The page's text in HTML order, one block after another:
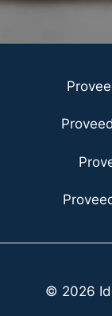
© 2026